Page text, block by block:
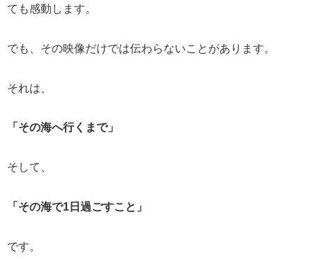
ても感動します。
でも、その映像だけでは伝わらないことがあります。
それは、
「その海へ行くまで」
そして、
「その海で1日過ごすこと」
です。